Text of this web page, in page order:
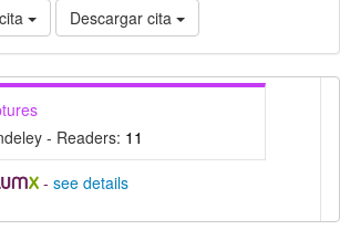
Descargar cita
- Readers: 11
- see details